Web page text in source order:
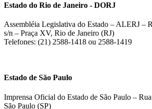
Estado do Rio de Janeiro - DORJ
Assembléia Legislativa do Estado – ALERJ –
s/n – Praça XV, Rio de Janeiro (RJ)
Telefones: (21) 2588-1418 ou 2588-1419
Estado de São Paulo
Imprensa Oficial do Estado de São Paulo –
São Paulo (SP)